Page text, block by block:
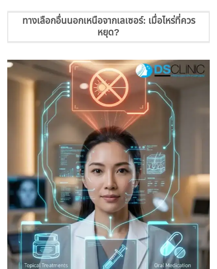
ทางเลือกอื่นนอกเหนือจากเลเซอร์: เมื่อไหร่ที่ควร
หยุด?